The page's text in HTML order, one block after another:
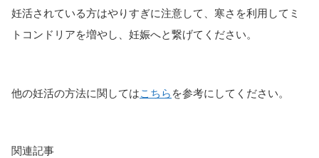
妊活されている方はやりすぎに注意して、寒さを利用してミ
トコンドリアを増やし、妊娠へと繋げてください。
他の妊活の方法に関してはこちらを参考にしてください。
関連記事